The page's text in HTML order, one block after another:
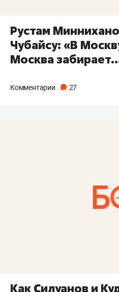
Рустам
Чубайсу: «В
Москва
Комментарии 27
Как Силуанов и